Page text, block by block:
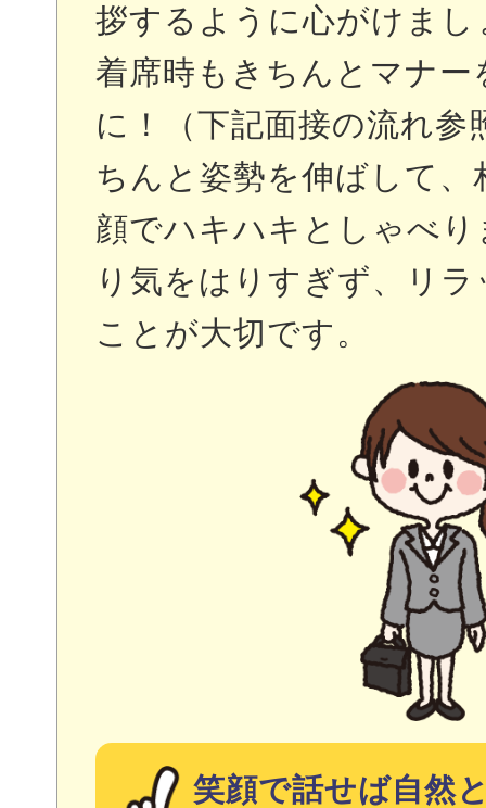
拶するように心がけまし
着席時もきちんとマナ
に！（下記面接の流れ参
ちんと姿勢を伸ばして、
顔でハキハキとしゃべ
り気をはりすぎず、リ
ことが大切です。
笑顔で話せば自然